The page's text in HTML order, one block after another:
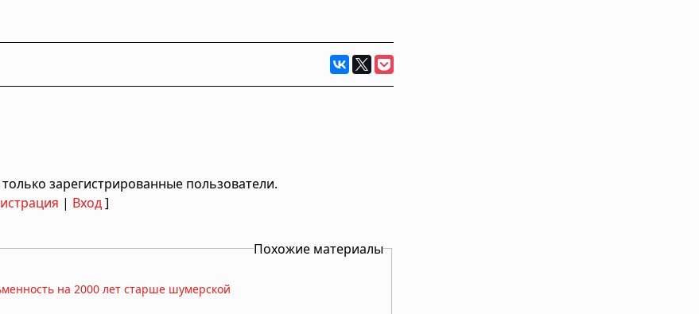
зарегистрированные пользователи.
| Вход]
Похожие материалы
на 2000 лет старше шумерской